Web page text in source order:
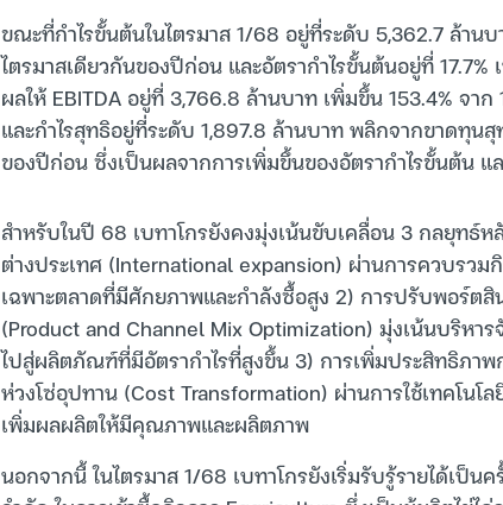
ขณะที่กำไรขั้นต้นในไตรมาส 1/68 อยู่ที่ระดับ 5,362.7 ล้าน
ไตรมาสเดียวกันของปีก่อน และอัตรากำไรขั้นต้นอยู่ที่
ผลให้ EBITDA อยู่ที่ 3,766.8 ล้านบาท เพิ่มขึ้น 153.4% จา
และกำไรสุทธิอยู่ที่ระดับ 1,897.8 ล้านบาท พลิกจากขาดทุน
ของปีก่อน ซึ่งเป็นผลจากการเพิ่มขึ้นของอัตรากำไรขั้นต้น
สำหรับในปี 68 เบทาโกรยังคงมุ่งเน้นขับเคลื่อน 3 กลยุทธ์
ต่างประเทศ (International expansion) ผ่านการควบรว
เฉพาะตลาดที่มีศักยภาพและกำลังซื้อสูง 2) การปรับพอร์ตสิ
(Product and Channel Mix Optimization) มุ่งเน้นบริห
ไปสู่ผลิตภัณฑ์ที่มีอัตรากำไรที่สูงขึ้น 3) การเพิ่มประสิทธิภา
ห่วงโซ่อุปทาน (Cost Transformation) ผ่านการใช้เทคโน
เพิ่มผลผลิตให้มีคุณภาพและผลิตภาพ
นอกจากนี้ ในไตรมาส 1/68 เบทาโกรยังเริ่มรับรู้รายได้เป็